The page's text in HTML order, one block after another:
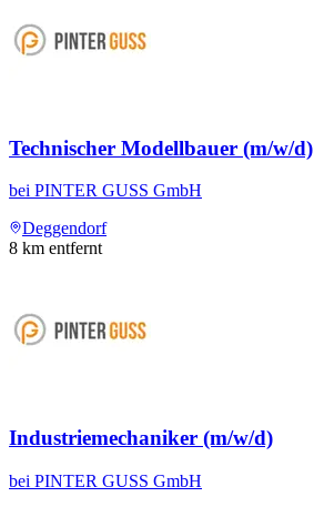
Technischer Modellbauer (m/w/d)
bei PINTER GUSS GmbH
Deggendorf
8 km entfernt
Industriemechaniker (m/w/d)
bei PINTER GUSS GmbH